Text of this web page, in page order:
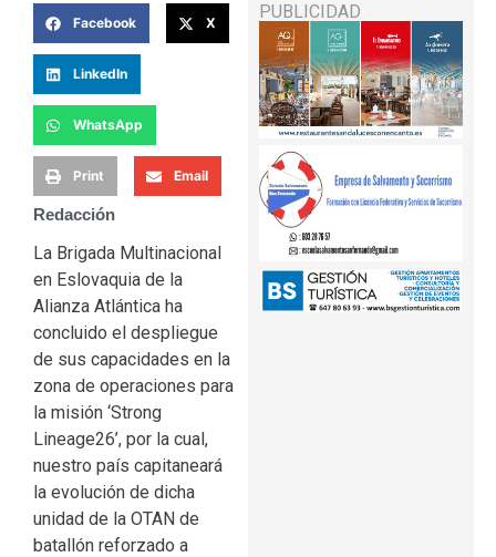
Facebook X
LinkedIn
WhatsApp
Print Email
Redacción
La Brigada Multinacional
en Eslovaquia de la
Alianza Atlántica ha
concluido el despliegue
de sus capacidades en la
zona de operaciones para
la misión ‘Strong
Lineage26’, por la cual,
nuestro país capitaneará
la evolución de dicha
unidad de la OTAN de
batallón reforzado a
PUBLICIDAD